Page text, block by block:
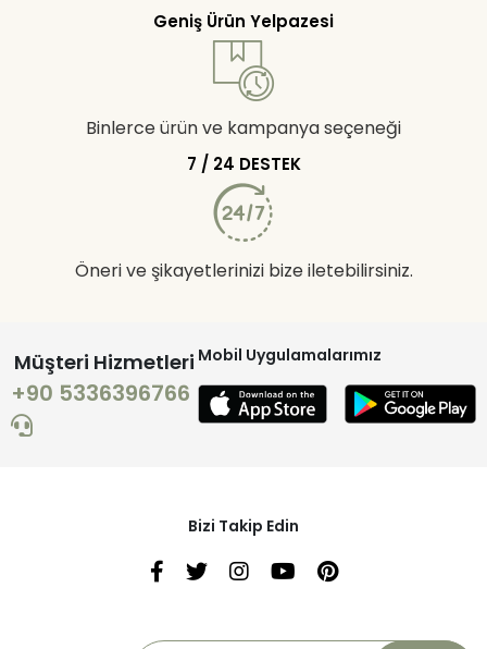
Geniş Ürün Yelpazesi
Binlerce ürün ve kampanya seçeneği
7 / 24 DESTEK
Öneri ve şikayetlerinizi bize iletebilirsiniz.
Müşteri Hizmetleri
+90 5336396766
Mobil Uygulamalarımız
Bizi Takip Edin